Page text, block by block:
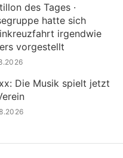
des Tages ·
hatte sich
irgendwie
vorgestellt
Die Musik spielt jetzt